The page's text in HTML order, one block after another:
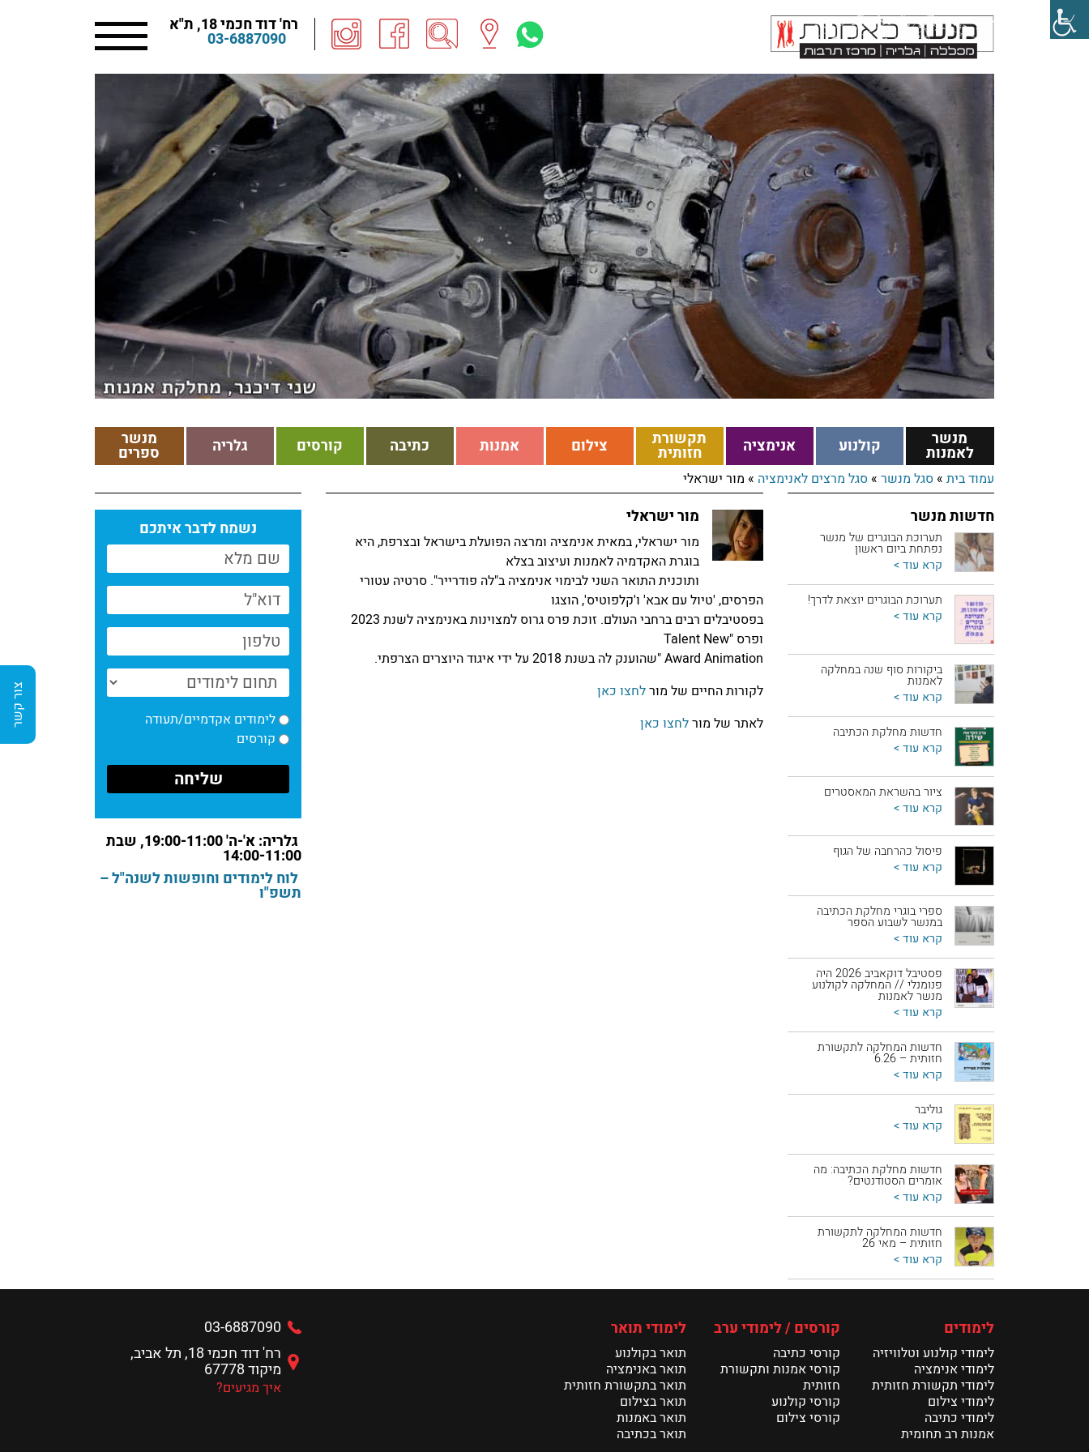
רח' דוד חכמי 18, ת"א
03-6887090
מנשר
לאמנות קולנוע אנימציה תקשורת
חזותית צילום אמנות כתיבה קורסים גלריה מנשר
ספרים
עמוד בית »סגל מנשר »סגל מרצים לאנימציה » מור ישראלי
צור קשר
מור ישראלי
מור ישראלי, במאית אנימציה ומרצה הפועלת בישראל ובצרפת, היא
בוגרת האקדמיה לאמנות ועיצוב בצלא
ותוכנית התואר השני לבימוי אנימציה ב"לה פודרייר". סרטיה עטורי
הפרסים, 'טיול עם אבא' ו'קלפוטיס', הוצגו
בפסטיבלים רבים ברחבי העולם. זוכת פרס גרוס למצוינות באנימציה לשנת 2023
ופרס "Talent New
Award Animation "שהוענק לה בשנת 2018 על ידי איגוד היוצרים הצרפתי.
לקורות החיים של מורלחצו כאן
לאתר של מורלחצו כאן
חדשות מנשר
תערוכת הבוגרים של מנשר
נפתחת ביום ראשון
קרא עוד >
תערוכת הבוגרים יוצאת לדרך!
קרא עוד >
ביקורות סוף שנה במחלקה
לאמנות
קרא עוד >
חדשות מחלקת הכתיבה
קרא עוד >
ציור בהשראת המאסטרים
קרא עוד >
פיסול כהרחבה של הגוף
קרא עוד >
ספרי בוגרי מחלקת הכתיבה
במנשר לשבוע הספר
קרא עוד >
פסטיבל דוקאביב 2026 היה
פנומנלי // המחלקה לקולנוע
מנשר לאמנות
קרא עוד >
חדשות המחלקה לתקשורת
חזותית – 6.26
קרא עוד >
גוליבר
קרא עוד >
חדשות מחלקת הכתיבה: מה
אומרים הסטודנטים?
קרא עוד >
חדשות המחלקה לתקשורת
חזותית – מאי 26
קרא עוד >
נשמח לדבר איתכם
לימודים אקדמיים/תעודה
קורסים
גלריה: א'-ה' 19:00-11:00, שבת
14:00-11:00
לוח לימודים וחופשות לשנה"ל –
תשפ"ו
לימודים
לימודי קולנוע וטלוויזיה
לימודי אנימציה
לימודי תקשורת חזותית
לימודי צילום
לימודי כתיבה
אמנות רב תחומית
קורסים / לימודי ערב
קורסי כתיבה
קורסי אמנות ותקשורת
חזותית
קורסי קולנוע
קורסי צילום
לימודי תואר
תואר בקולנוע
תואר באנימציה
תואר בתקשורת חזותית
תואר בצילום
תואר באמנות
תואר בכתיבה
03-6887090
רח' דוד חכמי 18, תל אביב,
מיקוד 67778
איך מגיעים?